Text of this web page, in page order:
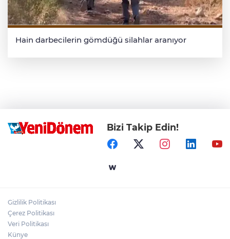
Hain darbecilerin gömdüğü silahlar aranıyor
Bizi Takip Edin!
Gizlilik Politikası
Çerez Politikası
Veri Politikası
Künye